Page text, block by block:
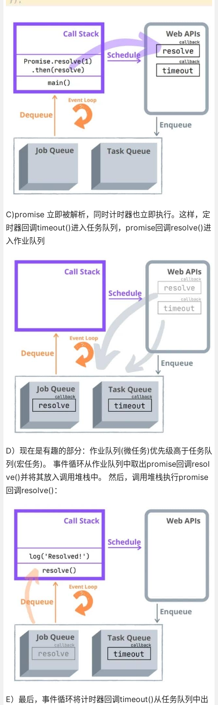
C)promise 立即被解析，同时计时器也立即执行。这样，定
时器回调timeout()进入任务队列，promise回调resolve()进
入作业队列
D）现在是有趣的部分：作业队列(微任务)优先级高于任务队
列(宏任务)。 事件循环从作业队列中取出promise回调resol
ve()并将其放入调用堆栈中。 然后，调用堆栈执行promise
回调resolve()：
E）最后，事件循环将计时器回调timeout()从任务队列中出